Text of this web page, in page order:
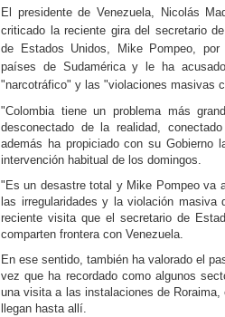
El presidente de Venezuela, Nicolás
criticado la reciente gira del secretario
de Estados Unidos, Mike Pompeo, por
países de Sudamérica y le ha
"narcotráfico" y las "violaciones masivas
"Colombia tiene un problema más
desconectado de la realidad,
además ha propiciado con su Gobierno
intervención habitual de los domingos.
"Es un desastre total y Mike Pompeo va
las irregularidades y la violación masiva
reciente visita que el secretario de
comparten frontera con Venezuela.
En ese sentido, también ha valorado el
vez que ha recordado como algunos
una visita a las instalaciones de
llegan hasta allí.